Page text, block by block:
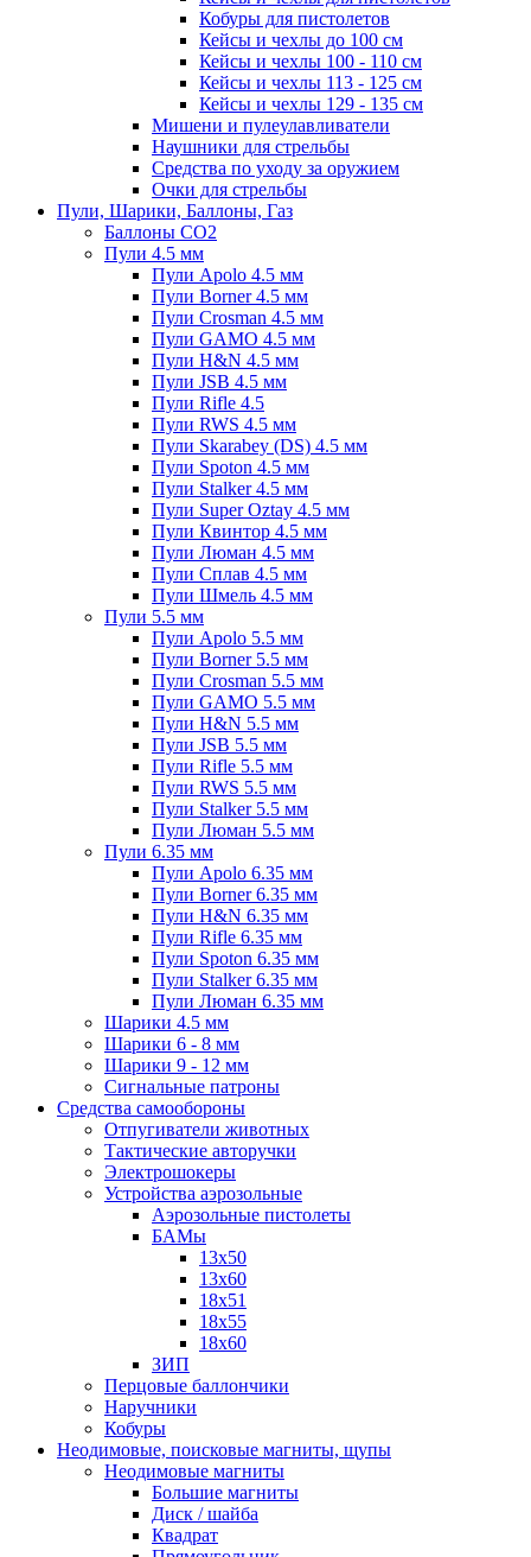
Кобуры для пистолетов
Кейсы и чехлы до 100 см
Кейсы и чехлы 100 - 110 см
Кейсы и чехлы 113 - 125 см
Кейсы и чехлы 129 - 135 см
Мишени и пулеулавливатели
Наушники для стрельбы
Средства по уходу за оружием
Очки для стрельбы
Пули, Шарики, Баллоны, Газ
Баллоны CO2
Пули 4.5 мм
Пули Apolo 4.5 мм
Пули Borner 4.5 мм
Пули Crosman 4.5 мм
Пули GAMO 4.5 мм
Пули H&N 4.5 мм
Пули JSB 4.5 мм
Пули Rifle 4.5
Пули RWS 4.5 мм
Пули Skarabey (DS) 4.5 мм
Пули Spoton 4.5 мм
Пули Stalker 4.5 мм
Пули Super Oztay 4.5 мм
Пули Квинтор 4.5 мм
Пули Люман 4.5 мм
Пули Сплав 4.5 мм
Пули Шмель 4.5 мм
Пули 5.5 мм
Пули Apolo 5.5 мм
Пули Borner 5.5 мм
Пули Crosman 5.5 мм
Пули GAMO 5.5 мм
Пули H&N 5.5 мм
Пули JSB 5.5 мм
Пули Rifle 5.5 мм
Пули RWS 5.5 мм
Пули Stalker 5.5 мм
Пули Люман 5.5 мм
Пули 6.35 мм
Пули Apolo 6.35 мм
Пули Borner 6.35 мм
Пули H&N 6.35 мм
Пули Rifle 6.35 мм
Пули Spoton 6.35 мм
Пули Stalker 6.35 мм
Пули Люман 6.35 мм
Шарики 4.5 мм
Шарики 6 - 8 мм
Шарики 9 - 12 мм
Сигнальные патроны
Средства самообороны
Отпугиватели животных
Тактические авторучки
Электрошокеры
Устройства аэрозольные
Аэрозольные пистолеты
БАМы
13х50
13х60
18х51
18х55
18х60
ЗИП
Перцовые баллончики
Наручники
Кобуры
Неодимовые, поисковые магниты, щупы
Неодимовые магниты
Большие магниты
Диск / шайба
Квадрат